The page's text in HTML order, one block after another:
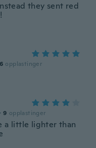
they sent red
6 opplastinger
· 9 opplastinger
a little lighter than